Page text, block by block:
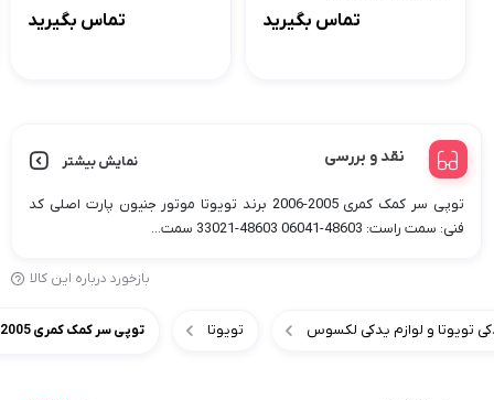
تماس بگیرید تماس بگیرید
نقد و بررسی نمایش بیشتر
توپی سر کمک کمری 2005-2006 برند تویوتا موتور جنیون پارت اصلی کد
فنی: سمت راست: 48603-06041 48603-33021 سمت...
بازخورد درباره این کالا
تویوتا و لوازم یدکی لکسوس تویوتا توپی سر کمک کمری 2005-2006